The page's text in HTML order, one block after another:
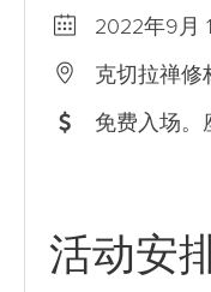
2022年9月
克切拉禅修
免费入场。
活动安